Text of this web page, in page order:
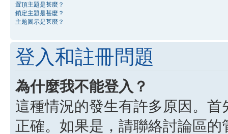
置頂主題是甚麼？
鎖定主題是甚麼？
主題圖示是甚麼？
登入和註冊問題
為什麼我不能登入？
這種情況的發生有許多原因。
正確。如果是，請聯絡討論區